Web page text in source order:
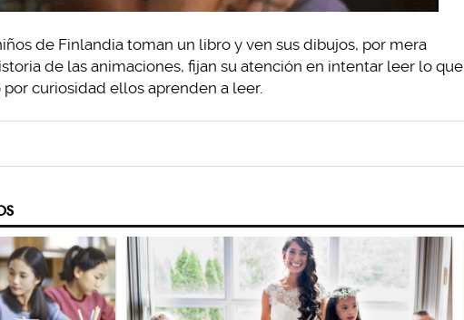
de Finlandia toman un libro y ven sus dibujos, por mera
de las animaciones, fijan su atención en intentar leer lo que
curiosidad ellos aprenden a leer.